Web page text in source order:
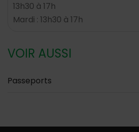
13h30 à 17h
Mardi : 13h30 à 17h
VOIR AUSSI
Passeports